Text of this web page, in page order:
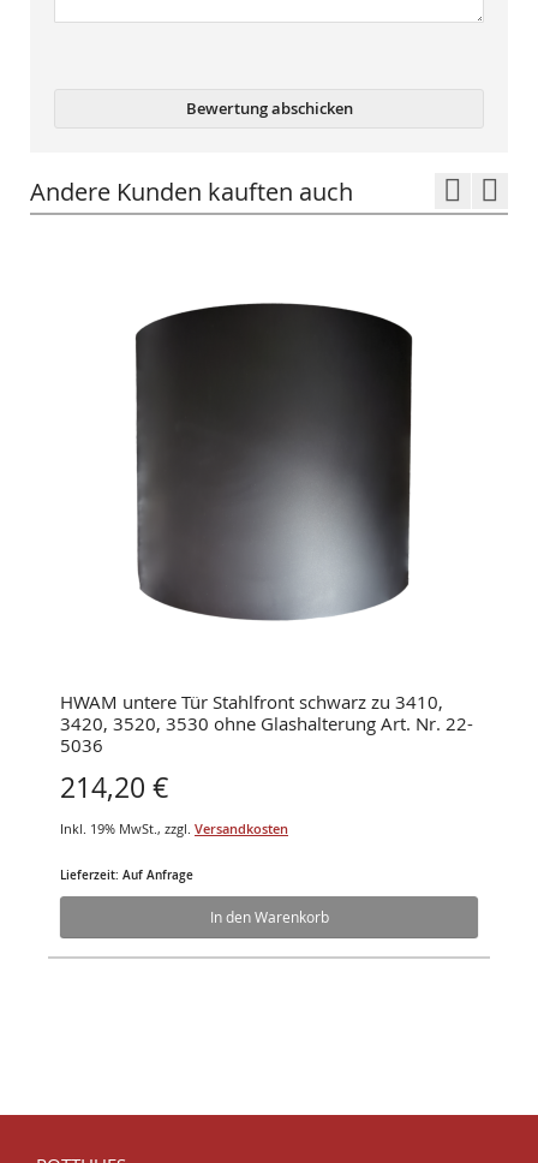
Bewertung abschicken
Andere Kunden kauften auch
HWAM untere Tür Stahlfront schwarz zu 3410,
3420, 3520, 3530 ohne Glashalterung Art. Nr. 22-
5036
214,20 €
Inkl. 19% MwSt. , zzgl. Versandkosten
Lieferzeit: Auf Anfrage
In den Warenkorb